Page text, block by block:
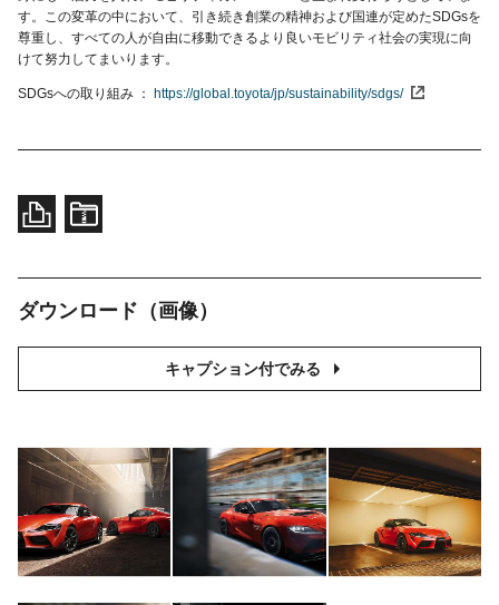
す。この変革の中において、引き続き創業の精神および国連が定めたSDGsを
尊重し、すべての人が自由に移動できるより良いモビリティ社会の実現に向
けて努力してまいります。
SDGsへの取り組み https://global.toyota/jp/sustainability/sdgs/
ダウンロード（画像）
キャプション付でみる